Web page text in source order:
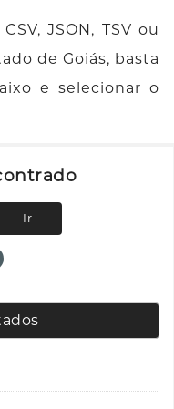
JSON, TSV ou
de Goiás, basta
e selecionar o
Ir